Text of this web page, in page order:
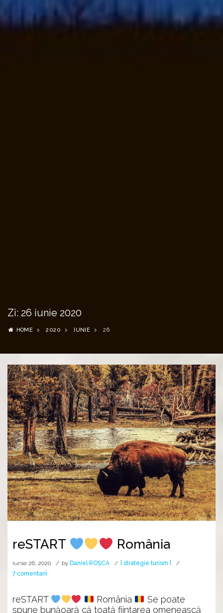
Zi: 26 iunie 2020
HOME 2020 IUNIE 26
reSTART România
iunie 26, 2020 by Daniel ROȘCA
[ strategie turism ]
7 comentarii
reSTART România
Se poate
spune bunăoară că toată ființarea omenească